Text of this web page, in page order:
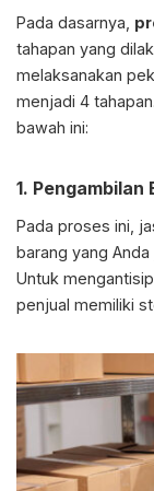
Pada dasarnya,
tahapan yang
melaksanakan
menjadi 4
bawah ini:
1. Pengambilan
Pada proses ini,
barang yang
Untuk
penjual memiliki